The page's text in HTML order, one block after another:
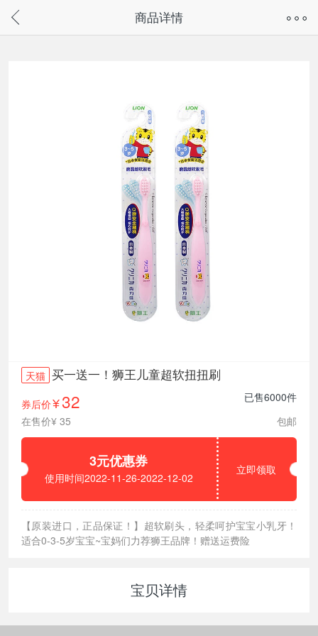
请通过微信或支付宝搜“奇兔客小程序”访问
商品详情
天猫 买一送一！狮王儿童超软扭扭刷
券后价¥32
已售6000件
在售价¥ 35
包邮
3元优惠券
使用时间2022-11-26-2022-12-02
立即领取
【原装进口，正品保证！】超软刷头，轻柔呵护宝宝小乳牙！
适合0-3-5岁宝宝~宝妈们力荐狮王品牌！赠送运费险
宝贝详情